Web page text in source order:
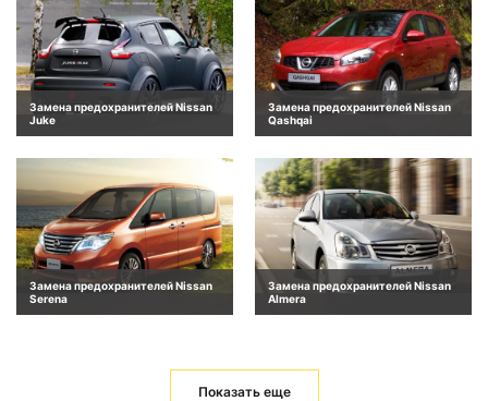
Замена предохранителей Nissan
Juke
Замена предохранителей Nissan
Qashqai
Замена предохранителей Nissan
Serena
Замена предохранителей Nissan
Almera
Показать еще